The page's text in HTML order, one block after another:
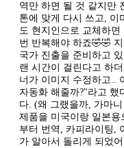
역만 하면 될 것 같지만
톤에 맞게 다시 쓰고, 이
도 현지인으로 교체하
번 반복해야 하죠🤣🤣
국가 진출을 준비하고
랜 시간이 걸린다고 하
너가 이미지 수정하고..
자동화 해줄까?"라고 했
다. (왜 그랬을까, 가마
제품을 미국이랑 일본
부터 번역, 카피라이팅,
가 알아서 돌리게 되었